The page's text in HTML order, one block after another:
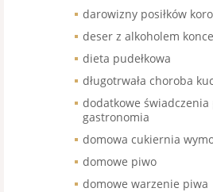
darowizny posiłków
deser z alkoholem
dieta pudełkowa
długotrwała choroba
dodatkowe świadczenia
gastronomia
domowa cukiernia
domowe piwo
domowe warzenie piwa